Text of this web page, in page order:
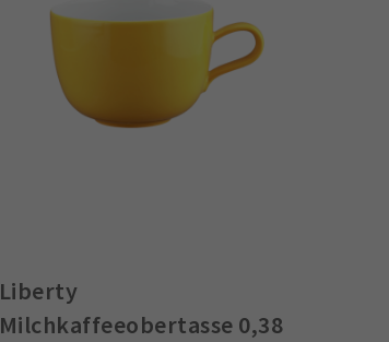
Liberty
Milchkaffeeobertasse 0,38